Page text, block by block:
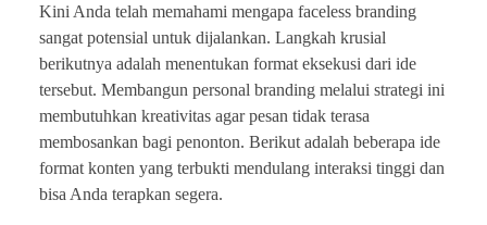
Kini Anda telah memahami mengapa faceless branding
sangat potensial untuk dijalankan. Langkah krusial
berikutnya adalah menentukan format eksekusi dari ide
tersebut. Membangun personal branding melalui strategi ini
membutuhkan kreativitas agar pesan tidak terasa
membosankan bagi penonton. Berikut adalah beberapa ide
format konten yang terbukti mendulang interaksi tinggi dan
bisa Anda terapkan segera.